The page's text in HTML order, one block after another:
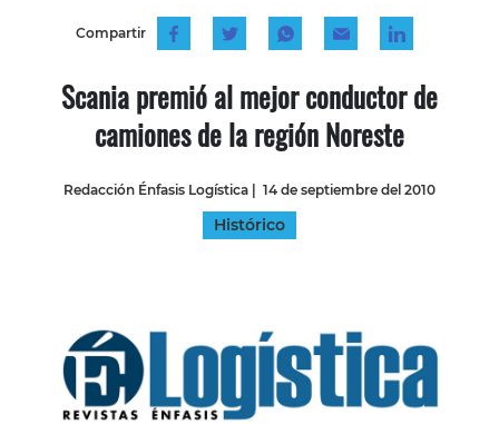
Compartir
Scania premió al mejor conductor de
camiones de la región Noreste
Redacción Énfasis Logística | 14 de septiembre del 2010
Histórico